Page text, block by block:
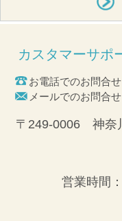
カスタマーサポ
お電話でのお問合せ
メールでのお問合せ
〒249-0006 神奈
営業時間